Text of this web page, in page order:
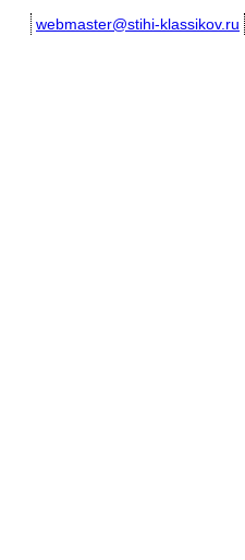
webmaster@stihi-klassikov.ru